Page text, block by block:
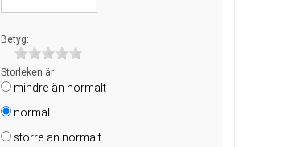
Betyg:
Storleken är
mindre än normalt
normal
större än normalt